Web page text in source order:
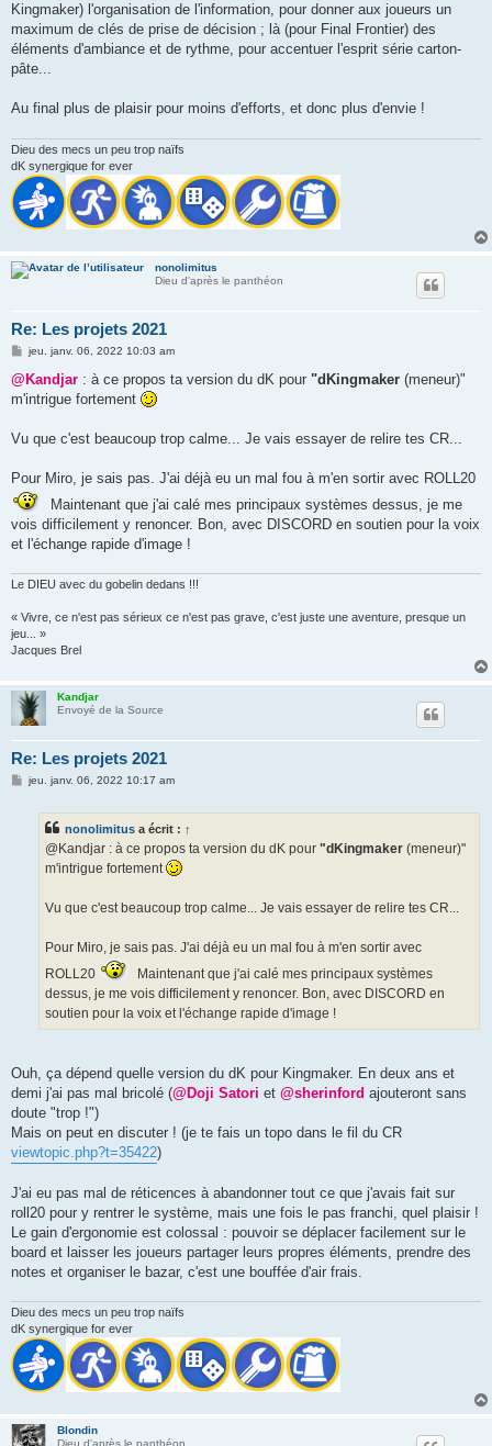
Kingmaker) l'organisation de l'information, pour donner aux joueurs un
maximum de clés de prise de décision ; là (pour Final Frontier) des
éléments d'ambiance et de rythme, pour accentuer l'esprit série carton-
pâte...
Au final plus de plaisir pour moins d'efforts, et donc plus d'envie !
Dieu des mecs un peu trop naïfs
dK synergique for ever
nonolimitus
Dieu d'après le panthéon
Re: Les projets 2021
M
s
a
jeu. janv. 06, 2022 10:03 am
@Kandjar : à ce propos ta version du dK pour "dKingmaker (meneur)"
m'intrigue fortement
Vu que c'est beaucoup trop calme... Je vais essayer de relire tes CR...
Pour Miro, je sais pas. J'ai déjà eu un mal fou à m'en sortir avec ROLL20
Maintenant que j'ai calé mes principaux systèmes dessus, je me
vois difficilement y renoncer. Bon, avec DISCORD en soutien pour la voix
et l'échange rapide d'image !
Le DIEU avec du gobelin dedans !!!
« Vivre, ce n'est pas sérieux ce n'est pas grave, c'est juste une aventure, presque un
jeu... »
Jacques Brel
Kandjar
Envoyé de la Source
Re: Les projets 2021
Mjeu. janv. 06, 2022 10:17 am
nonolimitus a écrit : ↑
@Kandjar : à ce propos ta version du dK pour "dKingmaker (meneur)"
m'intrigue fortement
Vu que c'est beaucoup trop calme... Je vais essayer de relire tes CR...
Pour Miro, je sais pas. J'ai déjà eu un mal fou à m'en sortir avec
ROLL20
Maintenant que j'ai calé mes principaux systèmes
dessus, je me vois difficilement y renoncer. Bon, avec DISCORD en
soutien pour la voix et l'échange rapide d'image !
Ouh, ça dépend quelle version du dK pour Kingmaker. En deux ans et
demi j'ai pas mal bricolé (@Doji Satori et @sherinford ajouteront sans
doute "trop !")
Mais on peut en discuter ! (je te fais un topo dans le fil du CR
viewtopic.php?t=35422)
J'ai eu pas mal de réticences à abandonner tout ce que j'avais fait sur
roll20 pour y rentrer le système, mais une fois le pas franchi, quel plaisir !
Le gain d'ergonomie est colossal : pouvoir se déplacer facilement sur le
board et laisser les joueurs partager leurs propres éléments, prendre des
notes et organiser le bazar, c'est une bouffée d'air frais.
Dieu des mecs un peu trop naïfs
dK synergique for ever
Blondin
Dieu d'après le panthéon